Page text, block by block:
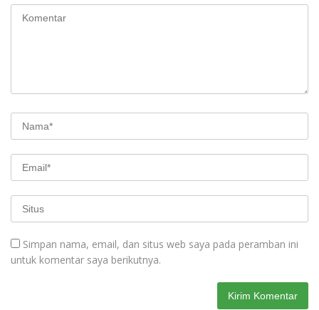
Simpan nama, email, dan situs web saya pada peramban ini
untuk komentar saya berikutnya.